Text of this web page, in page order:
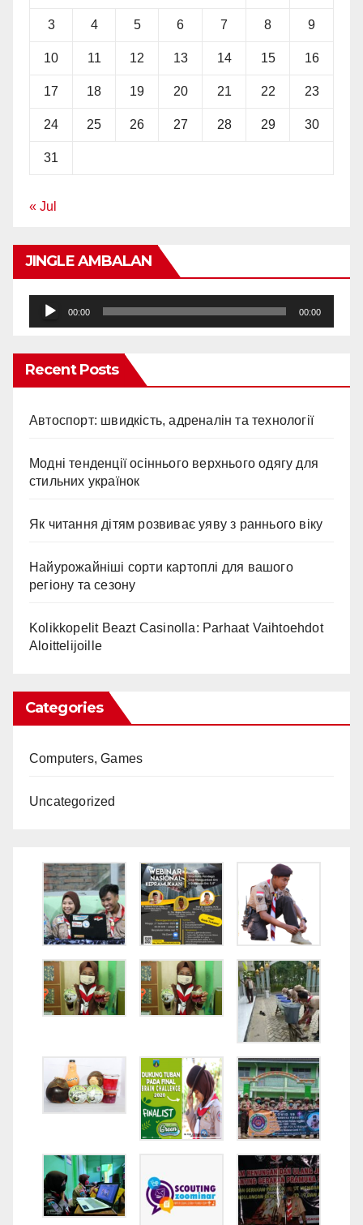
3 4 5 6 7 8 9
10 11 12 13 14 15 16
17 18 19 20 21 22 23
24 25 26 27 28 29 30
31
« Jul
JINGLE AMBALAN
Audio
Player
00:00 00:00
Recent Posts
Автоспорт: швидкість, адреналін та технології
Модні тенденції осіннього верхнього одягу для
стильних українок
Як читання дітям розвиває уяву з раннього віку
Найурожайніші сорти картоплі для вашого
регіону та сезону
Kolikkopelit Beazt Casinolla: Parhaat Vaihtoehdot
Aloittelijoille
Categories
Computers, Games
Uncategorized